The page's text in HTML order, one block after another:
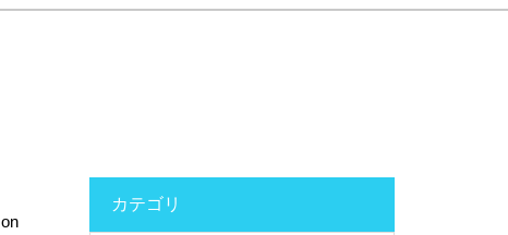
カテゴリ